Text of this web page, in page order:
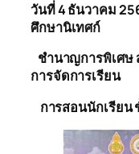
วันที่ 4 ธันวาคม
ศึกษานิเทศก์
ชำนาญการพิเศษ
การจัดการเรียน
การสอนนักเรียน